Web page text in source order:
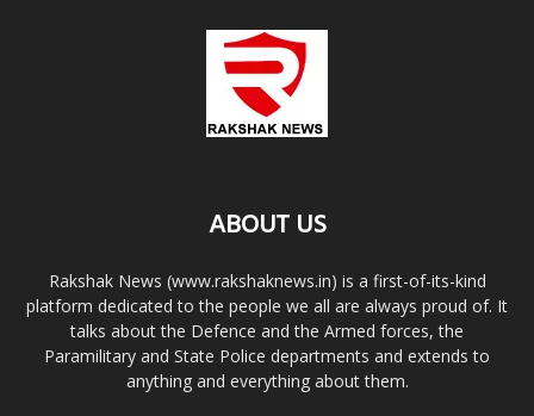
ABOUT US
Rakshak News (www.rakshaknews.in) is a first-of-its-kind
platform dedicated to the people we all are always proud of. It
talks about the Defence and the Armed forces, the
Paramilitary and State Police departments and extends to
anything and everything about them.